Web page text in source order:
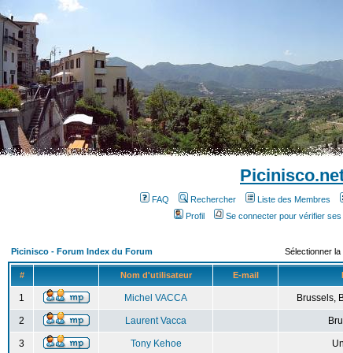
FAQ Rechercher Liste des Membres
Profil
Se connecter pour vérifier
Picinisco - Forum Index du Forum Sélectionner la
# Nom d'utilisateur E-mail
1 Michel VACCA Brussels,
2 Laurent Vacca
3 Tony Kehoe